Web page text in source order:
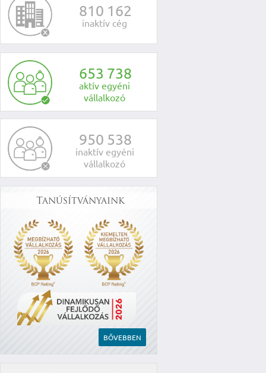
810 162
inaktív cég
653 738
aktív egyéni
vállalkozó
950 538
inaktív egyéni
vállalkozó
Tanúsítványaink
BŐVEBBEN